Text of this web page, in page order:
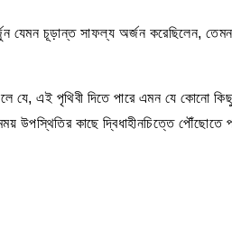
চূড়ান্ত সাফল্য অর্জন করেছিলেন,
যে, এই পৃথিবী দিতে পারে এমন যে কোনো
উপস্থিতির কাছে দ্বিধাহীনচিত্তে পৌঁছোতে